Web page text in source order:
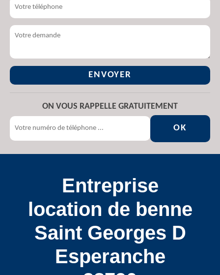
ON VOUS RAPPELLE GRATUITEMENT
Entreprise
location de benne
Saint Georges D
Esperanche